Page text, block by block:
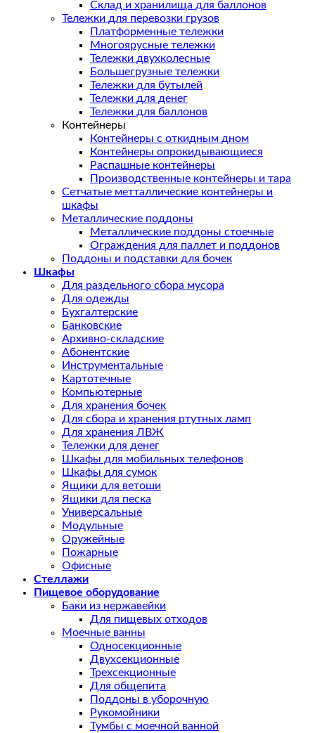
Склад и хранилища для баллонов
Тележки для перевозки грузов
Платформенные тележки
Многоярусные тележки
Тележки двухколесные
Большегрузные тележки
Тележки для бутылей
Тележки для денег
Тележки для баллонов
Контейнеры
Контейнеры с откидным дном
Контейнеры опрокидывающиеся
Распашные контейнеры
Производственные контейнеры и тара
Сетчатые метталлические контейнеры и
шкафы
Металлические поддоны
Металлические поддоны стоечные
Ограждения для паллет и поддонов
Поддоны и подставки для бочек
Шкафы
Для раздельного сбора мусора
Для одежды
Бухгалтерские
Банковские
Архивно-складские
Абонентские
Инструментальные
Картотечные
Компьютерные
Для хранения бочек
Для сбора и хранения ртутных ламп
Для хранения ЛВЖ
Тележки для денег
Шкафы для мобильных телефонов
Шкафы для сумок
Ящики для ветоши
Ящики для песка
Универсальные
Модульные
Оружейные
Пожарные
Офисные
Стеллажи
Пищевое оборудование
Баки из нержавейки
Для пищевых отходов
Моечные ванны
Односекционные
Двухсекционные
Трехсекционные
Для общепита
Поддоны в уборочную
Рукомойники
Тумбы с моечной ванной